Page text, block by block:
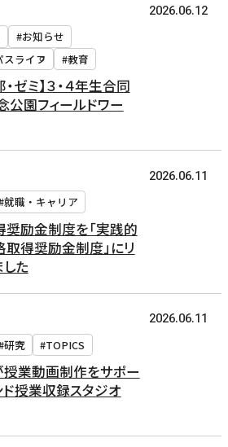
2026.06.12
#お知らせ
ライフ
#教育
ゼミ】３・４年生合同
公園フィールドワー
2026.06.11
就職・キャリア
奨励金制度を「実践的
取得奨励金制度」にリ
た
2026.06.11
研究 #TOPICS
授業動画制作をサポー
授業収録スタジオ